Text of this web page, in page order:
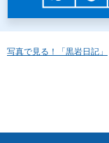
写真で見る！「黒岩日記」